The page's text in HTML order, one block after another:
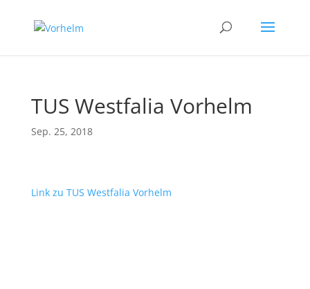
TUS Westfalia Vorhelm
Sep. 25, 2018
Link zu TUS Westfalia Vorhelm